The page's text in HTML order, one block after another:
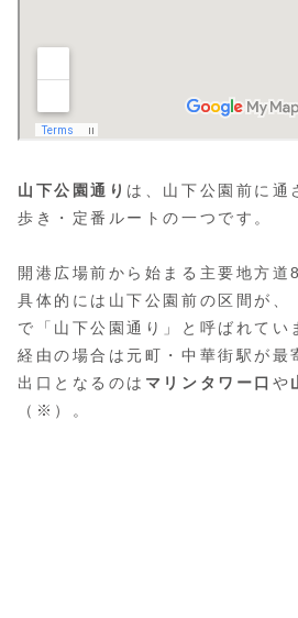
山下公園通り は、山下公園前に通
歩き・定番ルートの一つです。
開港広場前から始まる主要地方道
具体的には山下公園前の区間が、
で「山下公園通り」と呼ばれてい
経由の場合は元町・中華街駅が最
出口となるのは マリンタワー口 や
（※）。